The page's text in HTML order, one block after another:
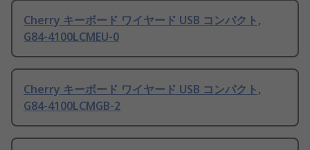
Cherry キーボード ワイヤード USB コンパクト,
G84-4100LCMEU-0
Cherry キーボード ワイヤード USB コンパクト,
G84-4100LCMGB-2